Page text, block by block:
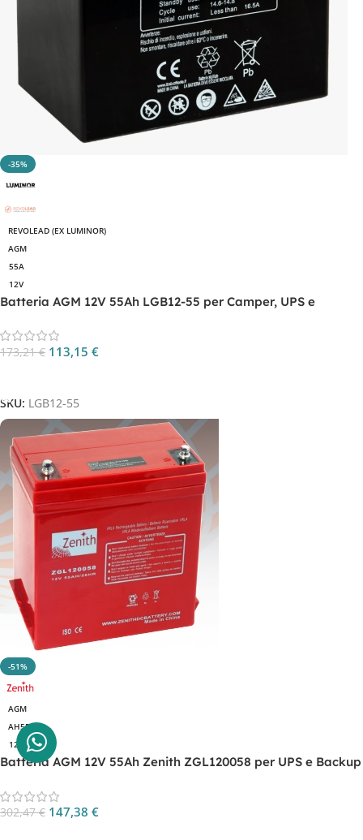
-35%
REVOLEAD (EX LUMINOR)
AGM
55A
12V
Batteria AGM 12V 55Ah LGB12-55 per Camper, UPS e
173,21€ 113,15 €
SKU: LGB12-55
-51%
AGM
AH55
12V
Batteria AGM 12V 55Ah Zenith ZGL120058 per UPS e Backup
302,47€ 147,38 €